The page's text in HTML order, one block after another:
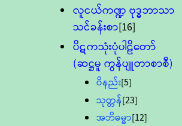
လူငယ်ကဏ္ဍ ဗုဒ္ဓဘာသာ
သင်ခန်းစာ[16]
ပိဋကသုံးပုံပါဠိတော်
(ဆဋ္ဌမူ ကွန်ပျူတာစာစီ)
ဝိနည်း[5]
သုတ္တန်[23]
အဘိဓမ္မာ[12]